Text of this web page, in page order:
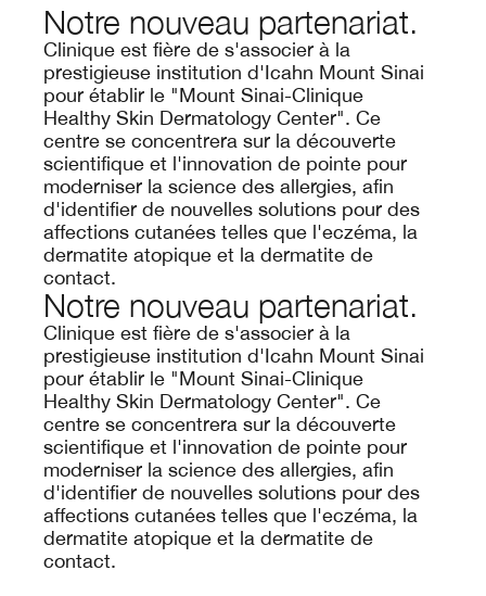
Notre nouveau partenariat.
Clinique est fière de s'associer à la
prestigieuse institution d'Icahn Mount Sinai
pour établir le "Mount Sinai-Clinique
Healthy Skin Dermatology Center". Ce
centre se concentrera sur la découverte
scientifique et l'innovation de pointe pour
moderniser la science des allergies, afin
d'identifier de nouvelles solutions pour des
affections cutanées telles que l'eczéma, la
dermatite atopique et la dermatite de
contact.
Notre nouveau partenariat.
Clinique est fière de s'associer à la
prestigieuse institution d'Icahn Mount Sinai
pour établir le "Mount Sinai-Clinique
Healthy Skin Dermatology Center". Ce
centre se concentrera sur la découverte
scientifique et l'innovation de pointe pour
moderniser la science des allergies, afin
d'identifier de nouvelles solutions pour des
affections cutanées telles que l'eczéma, la
dermatite atopique et la dermatite de
contact.